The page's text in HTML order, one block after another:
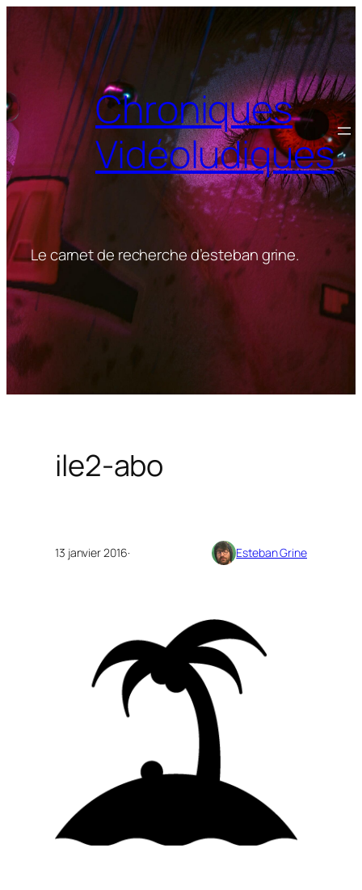
Chroniques
Vidéoludiques
Le carnet de recherche d’esteban grine.
ile2-abo
13 janvier 2016· Esteban Grine